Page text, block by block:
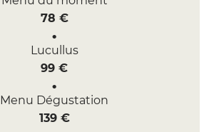
78 €
Lucullus
99 €
Menu Dégustation
139 €